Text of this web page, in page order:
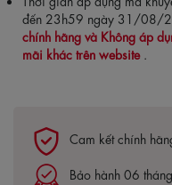
đến 23h59 ngày 31/08/
chính hãng và Không áp
mãi khác trên website
Cam kết chính
Bảo hành 06